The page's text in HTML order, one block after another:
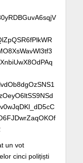
un vot
cinci polițiști